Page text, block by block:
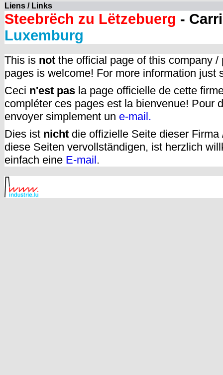
Liens / Links
Steebrëch zu Lëtzebuerg -
Luxemburg
This is not the official page of this company
pages is welcome! For more information just
Ceci n'est pas la page officielle de cette
compléter ces pages est la bienvenue! Pour
envoyer simplement un e-mail.
Dies ist nicht die offizielle Seite dieser
diese Seiten vervollständigen, ist herzlich
einfach eine E-mail.